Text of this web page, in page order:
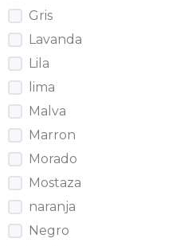
Gris
Lavanda
Lila
lima
Malva
Marron
Morado
Mostaza
naranja
Negro